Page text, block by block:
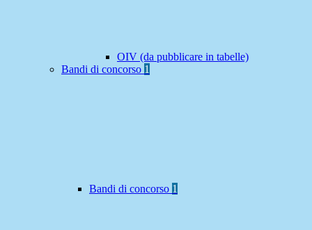
OIV (da pubblicare in tabelle)
Bandi di concorso 1
Bandi di concorso 1